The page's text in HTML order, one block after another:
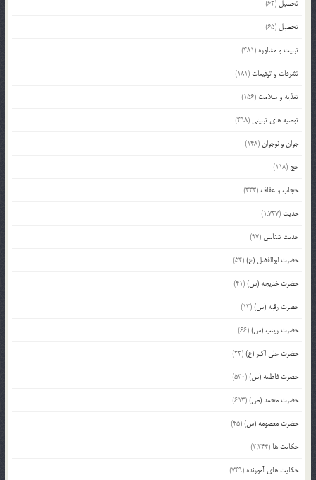
تحصیل (62)
تحصیل (65)
تربیت و مشاوره (481)
تشرفات و توقیعات (181)
تغذیه و سلامت (156)
توصیه های تربیتی (498)
جوان و نوجوان(148)
حج (118)
حجاب و عفاف (333)
حدیث (1,737)
حدیث شناسی (97)
حضرت ابوالفضل (ع)(54)
حضرت خدیجه (س)(41)
حضرت رقیه (س)(13)
حضرت زینب (س)(66)
حضرت علی اکبر (ع)(23)
حضرت فاطمه (س)(530)
حضرت محمد (ص)(613)
حضرت معصومه (س)(45)
حکایت ها (2,244)
حکایت های آموزنده (749)